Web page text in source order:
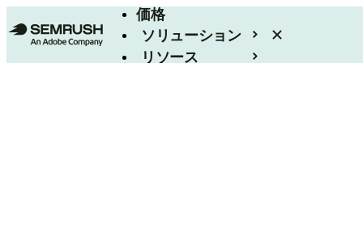
価格
ソリューション
リソース